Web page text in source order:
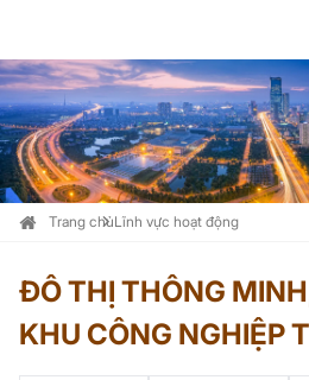
Trang chủLĩnh vực hoạt động
ĐÔ THỊ THÔNG
KHU CÔNG NGHIỆP